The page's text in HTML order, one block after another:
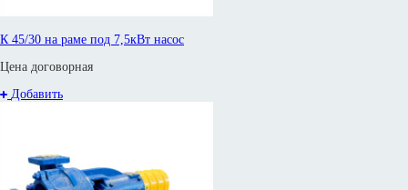
К 45/30 на раме под 7,5кВт насос
Цена договорная
Добавить